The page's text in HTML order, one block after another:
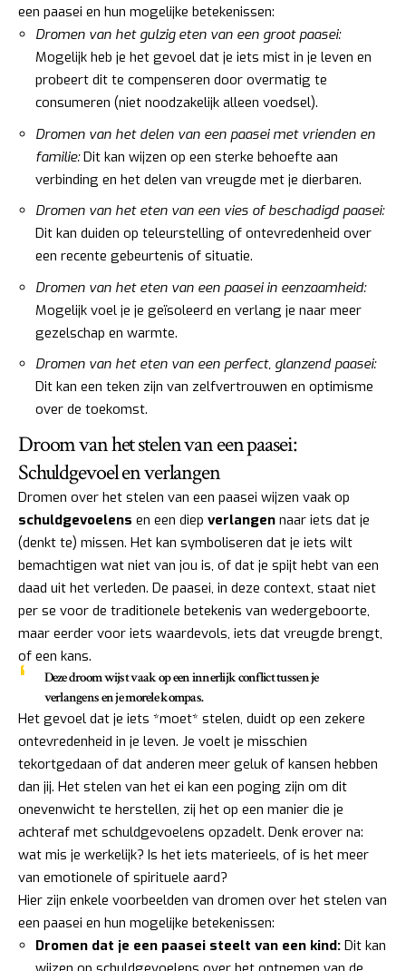
een paasei en hun mogelijke betekenissen:
Dromen van het gulzig eten van een groot paasei:
Mogelijk heb je het gevoel dat je iets mist in je leven en
probeert dit te compenseren door overmatig te
consumeren (niet noodzakelijk alleen voedsel).
Dromen van het delen van een paasei met vrienden en
familie:Dit kan wijzen op een sterke behoefte aan
verbinding en het delen van vreugde met je dierbaren.
Dromen van het eten van een vies of beschadigd paasei:
Dit kan duiden op teleurstelling of ontevredenheid over
een recente gebeurtenis of situatie.
Dromen van het eten van een paasei in eenzaamheid:
Mogelijk voel je je geïsoleerd en verlang je naar meer
gezelschap en warmte.
Dromen van het eten van een perfect, glanzend paasei:
Dit kan een teken zijn van zelfvertrouwen en optimisme
over de toekomst.
Droom van het stelen van een paasei:
Schuldgevoel en verlangen
Dromen over het stelen van een paasei wijzen vaak op
schuldgevoelens en een diep verlangen naar iets dat je
(denkt te) missen. Het kan symboliseren dat je iets wilt
bemachtigen wat niet van jou is, of dat je spijt hebt van een
daad uit het verleden. De paasei, in deze context, staat niet
per se voor de traditionele betekenis van wedergeboorte,
maar eerder voor iets waardevols, iets dat vreugde brengt,
of een kans.
Deze droom wijst vaak op een innerlijk conflict tussen je
verlangens en je morele kompas.
Het gevoel dat je iets *moet* stelen, duidt op een zekere
ontevredenheid in je leven. Je voelt je misschien
tekortgedaan of dat anderen meer geluk of kansen hebben
dan jij. Het stelen van het ei kan een poging zijn om dit
onevenwicht te herstellen, zij het op een manier die je
achteraf met schuldgevoelens opzadelt. Denk erover na:
wat mis je werkelijk? Is het iets materieels, of is het meer
van emotionele of spirituele aard?
Hier zijn enkele voorbeelden van dromen over het stelen van
een paasei en hun mogelijke betekenissen:
Dromen dat je een paasei steelt van een kind: Dit kan